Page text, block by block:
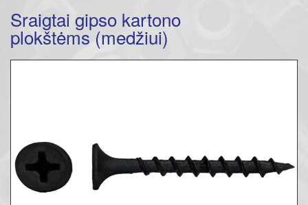
Kontaktai
Sraigtai gipso kartono
plokštėms (medžiui)